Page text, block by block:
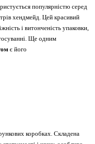
популярністю серед
хендмейд. Цей красивий
і витонченість упаковки,
Ще одним
є його
коробках. Складена